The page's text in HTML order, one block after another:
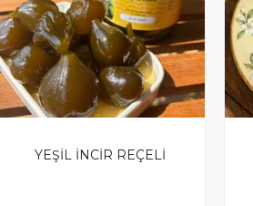
YEŞİL İNCİR REÇELİ